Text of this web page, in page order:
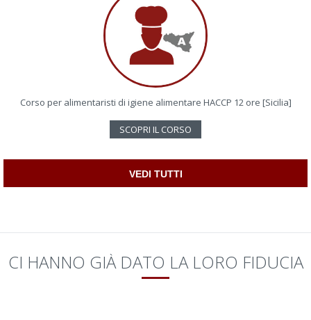
Corso per alimentaristi di igiene alimentare HACCP 12 ore [Sicilia]
SCOPRI IL CORSO
VEDI TUTTI
CI HANNO GIÀ DATO LA LORO FIDUCIA